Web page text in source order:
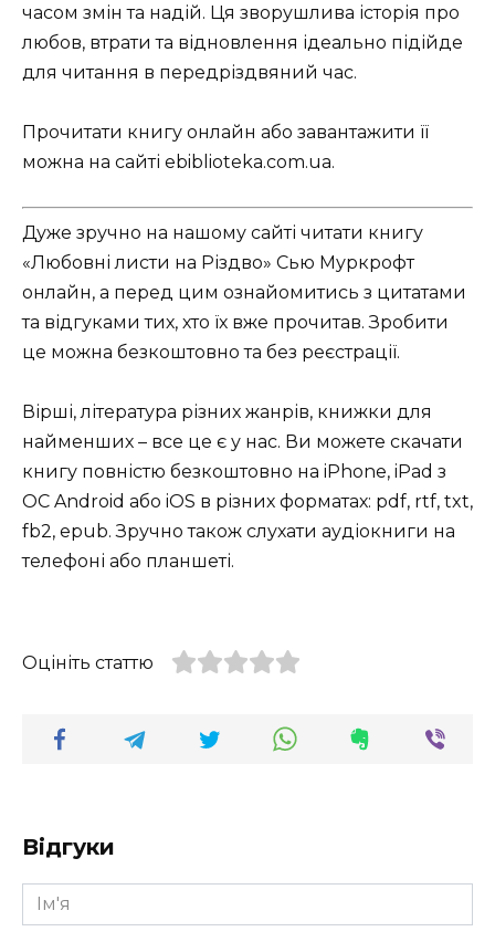
часом змін та надій. Ця зворушлива історія про
любов, втрати та відновлення ідеально підійде
для читання в передріздвяний час.
Прочитати книгу онлайн або завантажити її
можна на сайті ebiblioteka.com.ua.
Дуже зручно на нашому сайті читати книгу
«Любовні листи на Різдво» Сью Муркрофт
онлайн, а перед цим ознайомитись з цитатами
та відгуками тих, хто їх вже прочитав. Зробити
це можна безкоштовно та без реєстрації.
Вірші, література різних жанрів, книжки для
найменших – все це є у нас. Ви можете скачати
книгу повністю безкоштовно на iPhone, iPad з
ОС Android або iOS в різних форматах: pdf, rtf, txt,
fb2, epub. Зручно також слухати аудіокниги на
телефоні або планшеті.
Оцініть статтю
Відгуки
Ім'я
*